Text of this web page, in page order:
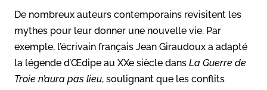
De nombreux auteurs contemporains revisitent les
mythes pour leur donner une nouvelle vie. Par
exemple, l’écrivain français Jean Giraudoux a adapté
la légende d’Œdipe au XXe siècle dans La Guerre de
Troie n’aura pas lieu, soulignant que les conflits